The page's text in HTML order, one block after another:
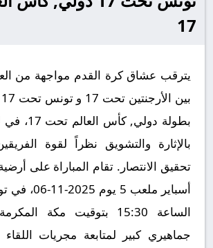
17
يترقب عشاق كرة القدم مواجهة من
بطولة دولي,
بالإثارة والتشويق نظراً لقوة
تحقيق الانتصار. تقام المباراة على
أسباير ملعب
الساعة 15:30 بتوقيت مكة
جماهيري كبير لمتابعة مجريات